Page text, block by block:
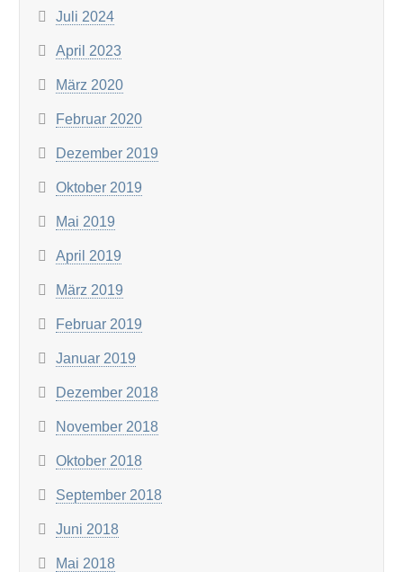
Juli 2024
April 2023
März 2020
Februar 2020
Dezember 2019
Oktober 2019
Mai 2019
April 2019
März 2019
Februar 2019
Januar 2019
Dezember 2018
November 2018
Oktober 2018
September 2018
Juni 2018
Mai 2018